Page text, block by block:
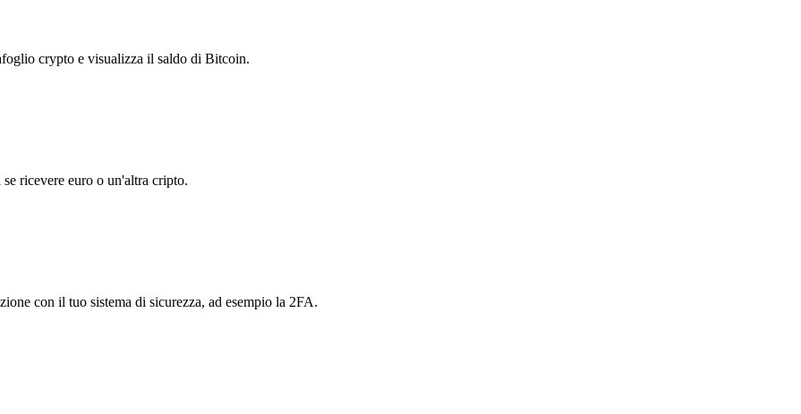
crypto e visualizza il saldo di Bitcoin.
ricevere euro o un'altra cripto.
con il tuo sistema di sicurezza, ad esempio la 2FA.